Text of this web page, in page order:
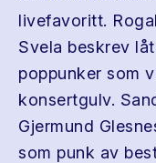
livefavoritt.
Svela beskrev
poppunker som
konsertgulv.
Gjermund
som punk av